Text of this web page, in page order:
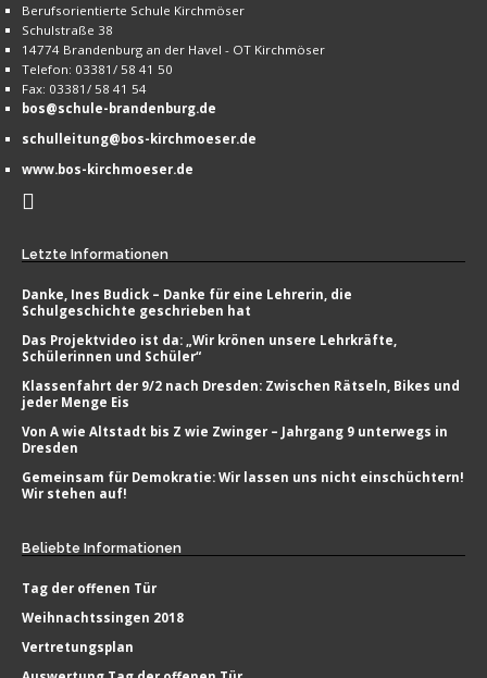
Berufsorientierte Schule Kirchmöser
Schulstraße 38
14774 Brandenburg an der Havel - OT Kirchmöser
Telefon: 03381/ 58 41 50
Fax: 03381/ 58 41 54
bos@schule-brandenburg.de
schulleitung@bos-kirchmoeser.de
www.bos-kirchmoeser.de
Letzte Informationen
Danke, Ines Budick – Danke für eine Lehrerin, die
Schulgeschichte geschrieben hat
Das Projektvideo ist da: „Wir krönen unsere Lehrkräfte,
Schülerinnen und Schüler“
Klassenfahrt der 9/2 nach Dresden: Zwischen Rätseln, Bikes und
jeder Menge Eis
Von A wie Altstadt bis Z wie Zwinger – Jahrgang 9 unterwegs in
Dresden
Gemeinsam für Demokratie: Wir lassen uns nicht einschüchtern!
Wir stehen auf!
Beliebte Informationen
Tag der offenen Tür
Weihnachtssingen 2018
Vertretungsplan